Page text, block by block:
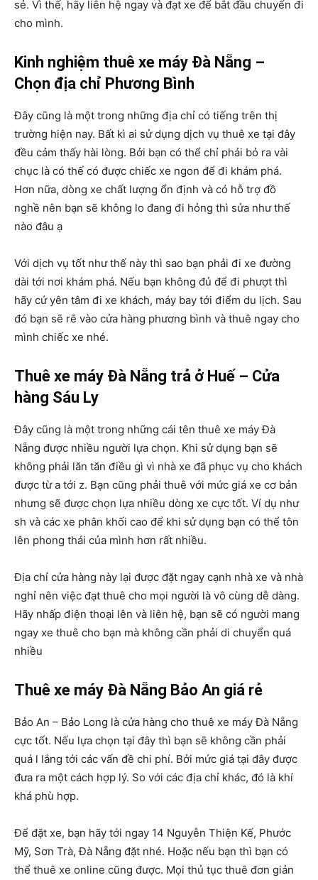
sẻ. Vì thế, hãy liên hệ ngay và đạt xe để bắt đầu chuyến đi
cho mình.
Kinh nghiệm thuê xe máy Đà Nẵng –
Chọn địa chỉ Phương Bình
Đây cũng là một trong những địa chỉ có tiếng trên thị
trường hiện nay. Bất kì ai sử dụng dịch vụ thuê xe tại đây
đều cảm thấy hài lòng. Bởi bạn có thể chỉ phải bỏ ra vài
chục là có thế có được chiếc xe ngon để đi khám phá.
Hơn nữa, dòng xe chất lượng ổn định và có hỗ trợ đồ
nghề nên bạn sẽ không lo đang đi hỏng thì sửa như thế
nào đâu ạ
Với dịch vụ tốt như thế này thì sao bạn phải đi xe đường
dài tới nơi khám phá. Nếu bạn không đủ để đi phượt thì
hãy cứ yên tâm đi xe khách, máy bay tới điểm du lịch. Sau
đó bạn sẽ rẽ vào cửa hàng phương bình và thuê ngay cho
mình chiếc xe nhé.
Thuê xe máy Đà Nẵng trả ở Huế – Cửa
hàng Sáu Ly
Đây cũng là một trong những cái tên thuê xe máy Đà
Nẵng được nhiều người lựa chọn. Khi sử dụng bạn sẽ
không phải lăn tăn điều gì vì nhà xe đã phục vụ cho khách
được từ a tới z. Bạn cũng phải thuê với mức giá xe cơ bản
nhưng sẽ được chọn lựa nhiều dòng xe cực tốt. Ví dụ như
sh và các xe phân khối cao để khi sử dụng bạn có thể tôn
lên phong thái của mình hơn rất nhiều.
Địa chỉ cửa hàng này lại được đặt ngay cạnh nhà xe và nhà
nghỉ nên việc đạt thuê cho mọi người là vô cùng dễ dàng.
Hãy nhấp điện thoại lên và liên hệ, bạn sẽ có người mang
ngay xe thuê cho bạn mà không cần phải di chuyển quá
nhiều
Thuê xe máy Đà Nẵng Bảo An giá rẻ
Bảo An – Bảo Long là cửa hàng cho thuê xe máy Đà Nẵng
cực tốt. Nếu lựa chọn tại đây thì bạn sẽ không cần phải
quá l lắng tới các vấn đề chi phí. Bởi mức giá tại đây được
đưa ra một cách hợp lý. So với các địa chỉ khác, đó là khí
khá phù hợp.
Để đặt xe, bạn hãy tới ngay 14 Nguyễn Thiện Kế, Phước
Mỹ, Sơn Trà, Đà Nẵng đặt nhé. Hoặc nếu bạn thì bạn có
thể thuê xe online cũng được. Mọi thủ tục thuê đơn giản